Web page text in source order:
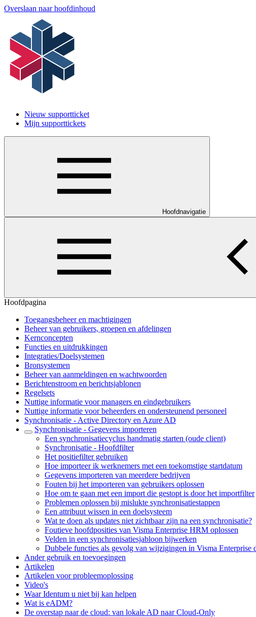
Overslaan naar hoofdinhoud
Nieuw supportticket
Mijn supporttickets
Hoofdnavigatie
Hoofdpagina
Toegangsbeheer en machtigingen
Beheer van gebruikers, groepen en afdelingen
Kernconcepten
Functies en uitdrukkingen
Integraties/Doelsystemen
Bronsystemen
Beheer van aanmeldingen en wachtwoorden
Berichtenstroom en berichtsjablonen
Regelsets
Nuttige informatie voor managers en eindgebruikers
Nuttige informatie voor beheerders en ondersteunend personeel
Synchronisatie - Active Directory en Azure AD
Synchronisatie - Gegevens importeren
Een synchronisatiecyclus handmatig starten (oude client)
Synchronisatie - Hoofdfilter
Het positiefilter gebruiken
Hoe importeer ik werknemers met een toekomstige startdatum
Gegevens importeren van meerdere bedrijven
Fouten bij het importeren van gebruikers oplossen
Hoe om te gaan met een import die gestopt is door het importfilter
Problemen oplossen bij mislukte synchronisatiestappen
Een attribuut wissen in een doelsysteem
Wat te doen als updates niet zichtbaar zijn na een synchronisatie?
Foutieve hoofdposities van Visma Enterprise HRM oplossen
Velden in een synchronisatiesjabloon bijwerken
Dubbele functies als gevolg van wijzigingen in Visma Enterprise
Ander gebruik en toevoegingen
Artikelen
Artikelen voor probleemoplossing
Video's
Waar Identum u niet bij kan helpen
Wat is eADM?
De overstap naar de cloud: van lokale AD naar Cloud-Only